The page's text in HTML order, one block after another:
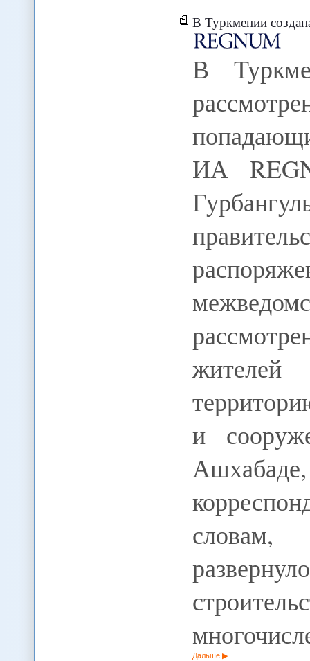
В Туркмении создана
В
ИА
и
Дальше